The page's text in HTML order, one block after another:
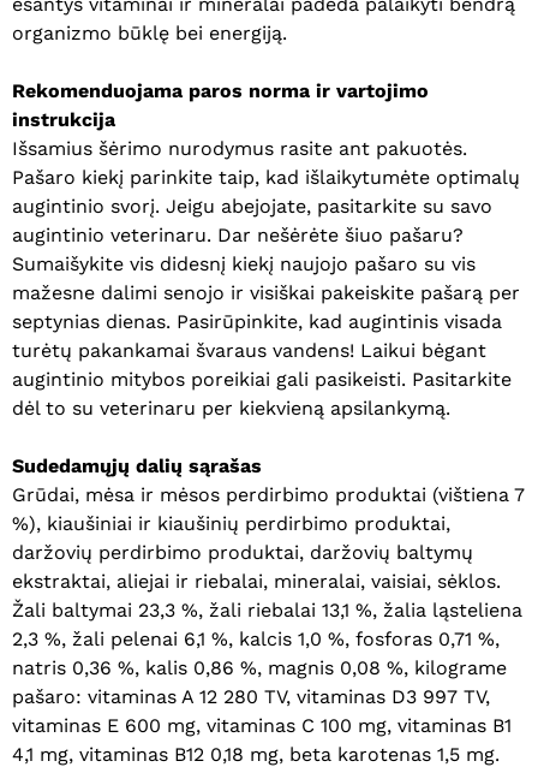
Krepšelyje nėra produktų.
Eiti Į Parduotuvę
organizmo būklę bei energiją.
Rekomenduojama paros norma ir vartojimo
instrukcija
Išsamius šėrimo nurodymus rasite ant pakuotės.
Pašaro kiekį parinkite taip, kad išlaikytumėte optimalų
augintinio svorį. Jeigu abejojate, pasitarkite su savo
augintinio veterinaru. Dar nešėrėte šiuo pašaru?
Sumaišykite vis didesnį kiekį naujojo pašaro su vis
mažesne dalimi senojo ir visiškai pakeiskite pašarą per
septynias dienas. Pasirūpinkite, kad augintinis visada
turėtų pakankamai švaraus vandens! Laikui bėgant
augintinio mitybos poreikiai gali pasikeisti. Pasitarkite
dėl to su veterinaru per kiekvieną apsilankymą.
Sudedamųjų dalių sąrašas
Grūdai, mėsa ir mėsos perdirbimo produktai (vištiena 7
%), kiaušiniai ir kiaušinių perdirbimo produktai,
daržovių perdirbimo produktai, daržovių baltymų
ekstraktai, aliejai ir riebalai, mineralai, vaisiai, sėklos.
Žali baltymai 23,3 %, žali riebalai 13,1 %, žalia ląsteliena
2,3 %, žali pelenai 6,1 %, kalcis 1,0 %, fosforas 0,71 %,
natris 0,36 %, kalis 0,86 %, magnis 0,08 %, kilograme
pašaro: vitaminas A 12 280 TV, vitaminas D3 997 TV,
vitaminas E 600 mg, vitaminas C 100 mg, vitaminas B1
4,1 mg, vitaminas B12 0,18 mg, beta karotenas 1,5 mg.